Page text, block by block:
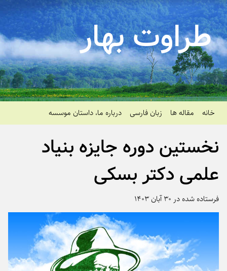
طراوت بهار
خانه مقاله ها زبان فارسی درباره ما، داستان موسسه
نخستین دوره جایزه بنیاد
علمی دکتر بسکی
فرستاده شده در ۳۰ آبان ۱۴۰۳